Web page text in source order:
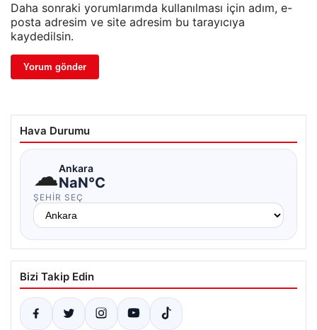
Daha sonraki yorumlarımda kullanılması için adım, e-
posta adresim ve site adresim bu tarayıcıya
kaydedilsin.
Hava Durumu
☁Ankara
NaN°C
ŞEHIR SEÇ
Bizi Takip Edin